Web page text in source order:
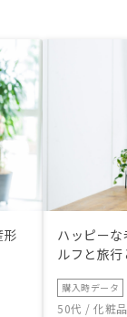
形
ハッピー
ルフと旅
購入時データ
50代 / 化粧